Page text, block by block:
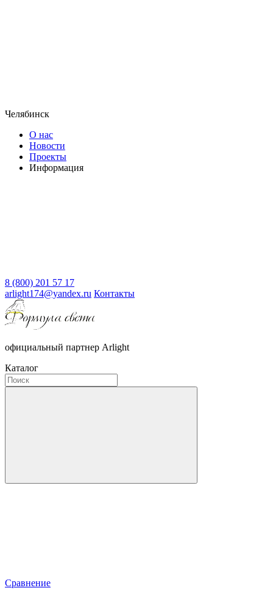
Челябинск
О нас
Новости
Проекты
Информация
8 (800) 201 57 17
arlight174@yandex.ru Контакты
официальный партнер Arlight
Каталог
Сравнение